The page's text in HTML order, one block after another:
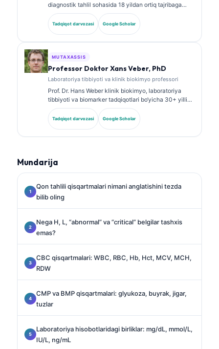
diagnostik tahlil sohasida 18 yildan ortiq tajribaga
ega, kengash tomonidan tasdiqlangan klinik patolog.
U klinik biokimyo bo‘yicha ixtisoslashtirilgan
sertifikatlarga ega va klinik amaliyotda biomarker
Tadqiqot darvozasi Google Scholar
MUTAXASSIS
Professor Doktor Xans Veber, PhD
Laboratoriya tibbiyoti va klinik biokimyo professori
Prof. Dr. Hans Weber klinik biokimyo, laboratoriya
tibbiyoti va biomarker tadqiqotlari bo‘yicha 30+ yillik
tajribaga ega. Germaniya Klinik biokimyo jamiyatining
sobiq prezidenti bo‘lib, u diagnostik panellar tahlili,
biomarkerlarni standartlashtirish va AI yordamidagi
Tadqiqot darvozasi Google Scholar
Mundarija
Qon tahlili qisqartmalari nimani anglatishini tezda
bilib oling
Nega H, L, “abnormal” va “critical” belgilar tashxis
emas?
CBC qisqartmalari: WBC, RBC, Hb, Hct, MCV, MCH,
RDW
CMP va BMP qisqartmalari: glyukoza, buyrak, jigar,
tuzlar
Laboratoriya hisobotlaridagi birliklar: mg/dL, mmol/L,
IU/L, ng/mL